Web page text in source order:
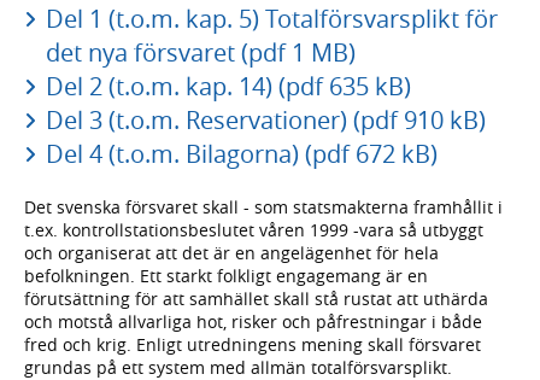
Del 1 (t.o.m. kap. 5) Totalförsvarsplikt för
det nya försvaret (pdf 1 MB)
Del 2 (t.o.m. kap. 14) (pdf 635 kB)
Del 3 (t.o.m. Reservationer) (pdf 910 kB)
Del 4 (t.o.m. Bilagorna) (pdf 672 kB)
Det svenska försvaret skall - som statsmakterna framhållit i
t.ex. kontrollstationsbeslutet våren 1999 -vara så utbyggt
och organiserat att det är en angelägenhet för hela
befolkningen. Ett starkt folkligt engagemang är en
förutsättning för att samhället skall stå rustat att uthärda
och motstå allvarliga hot, risker och påfrestningar i både
fred och krig. Enligt utredningens mening skall försvaret
grundas på ett system med allmän totalförsvarsplikt.